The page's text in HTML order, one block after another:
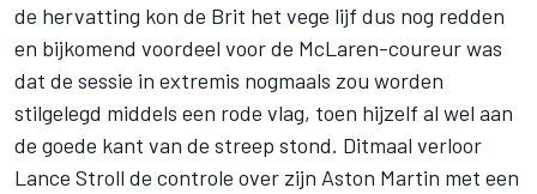
de hervatting kon de Brit het vege lijf dus nog redden
en bijkomend voordeel voor de McLaren-coureur was
dat de sessie in extremis nogmaals zou worden
stilgelegd middels een rode vlag, toen hijzelf al wel aan
de goede kant van de streep stond. Ditmaal verloor
Lance Stroll de controle over zijn Aston Martin met een